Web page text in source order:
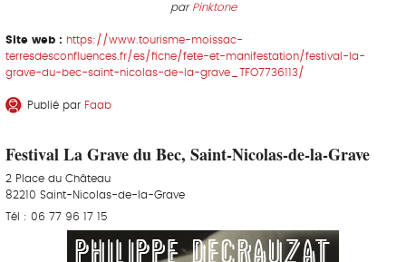
par Pinktone
Site web : https://www.tourisme-moissac-
terresdesconfluences.fr/es/fiche/fete-et-manifestation/festival-la-
grave-du-bec-saint-nicolas-de-la-grave_TFO7736113/
Publié par Faab
Festival La Grave du Bec, Saint-Nicolas-de-la-Grave
2 Place du Château
82210 Saint-Nicolas-de-la-Grave
Tél : 06 77 96 17 15